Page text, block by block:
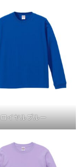
ロイヤルブルー